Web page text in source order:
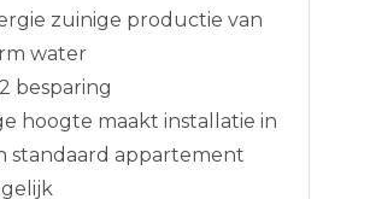
zuinige productie van
water
besparing
hoogte maakt installatie in
standaard appartement